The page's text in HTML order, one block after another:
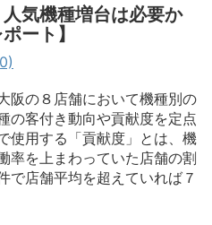
気機種増台は必要か
ート】
阪の８店舗において機種別の
の客付き動向や貢献度を定点
使用する「貢献度」とは、機
率を上まわっていた店舗の割
で店舗平均を超えていれば７